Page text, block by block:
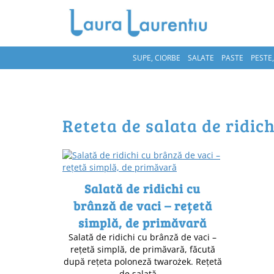
SUPE, CIORBE SALATE PASTE
reteta de salata de
Salată de ridichi cu
brânză de vaci – rețetă
simplă, de primăvară
Salată de ridichi cu brânză de vaci –
rețetă simplă, de primăvară, făcută
după rețeta poloneză twarożek. Rețetă